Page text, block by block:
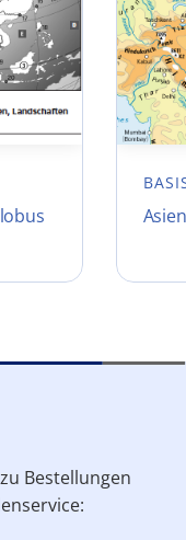
Bestellungen